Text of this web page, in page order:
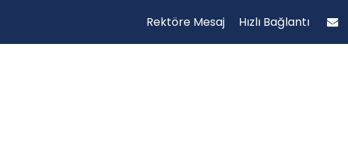
Rektöre Mesaj Hızlı Bağlantı